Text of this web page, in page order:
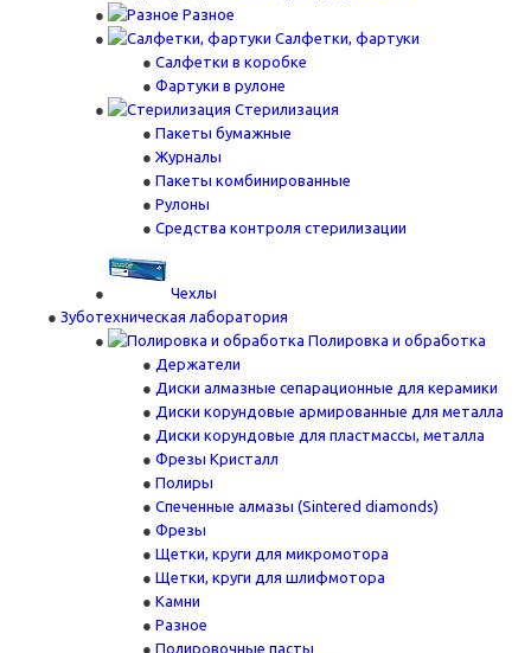
Разное
Салфетки, фартуки
Салфетки в коробке
Фартуки в рулоне
Стерилизация
Пакеты бумажные
Журналы
Пакеты комбинированные
Рулоны
Средства контроля стерилизации
Чехлы
Зуботехническая лаборатория
Полировка и обработка
Держатели
Диски алмазные сепарационные для керамики
Диски корундовые армированные для металла
Диски корундовые для пластмассы, металла
Фрезы Кристалл
Полиры
Спеченные алмазы (Sintered diamonds)
Фрезы
Щетки, круги для микромотора
Щетки, круги для шлифмотора
Камни
Разное
Полировочные пасты